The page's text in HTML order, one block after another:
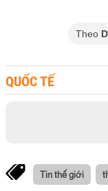
Theo
QUỐC TẾ
Tin thế giới